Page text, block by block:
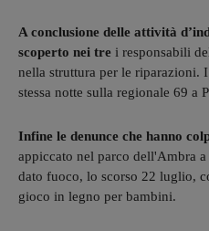
A conclusione delle attività
scoperto nei tre i responsabili
nella struttura per le riparazioni.
stessa notte sulla regionale 69 a
Infine le denunce che hanno
appiccato nel parco dell'Ambra
dato fuoco, lo scorso 22 luglio,
gioco in legno per bambini.